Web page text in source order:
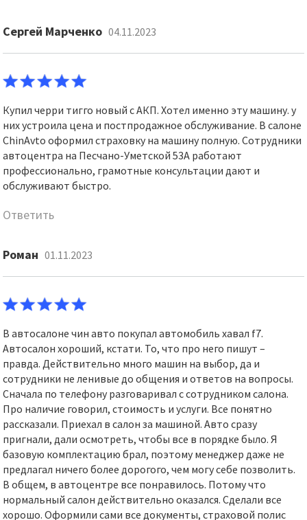
Сергей Марченко 04.11.2023
Купил черри тигго новый с АКП. Хотел именно эту машину. у
них устроила цена и постпродажное обслуживание. В салоне
ChinAvto оформил страховку на машину полную. Сотрудники
автоцентра на Песчано-Уметской 53А работают
профессионально, грамотные консультации дают и
обслуживают быстро.
Ответить
Роман 01.11.2023
В автосалоне чин авто покупал автомобиль хавал f7.
Автосалон хороший, кстати. То, что про него пишут –
правда. Действительно много машин на выбор, да и
сотрудники не ленивые до общения и ответов на вопросы.
Сначала по телефону разговаривал с сотрудником салона.
Про наличие говорил, стоимость и услуги. Все понятно
рассказали. Приехал в салон за машиной. Авто сразу
пригнали, дали осмотреть, чтобы все в порядке было. Я
базовую комплектацию брал, поэтому менеджер даже не
предлагал ничего более дорогого, чем могу себе позволить.
В общем, в автоцентре все понравилось. Потому что
нормальный салон действительно оказался. Сделали все
хорошо. Оформили сами все документы, страховой полис